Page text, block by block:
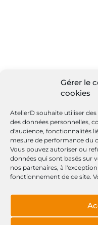
Gérer le
cookies
AtelierD souhaite utiliser
des données personnelles,
d'audience, fonctionnalités
mesure de performance du
Vous pouvez autoriser ou
données qui sont basés sur
nos partenaires, à
fonctionnement de ce site.